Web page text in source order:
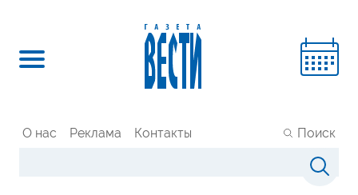
О нас Реклама Контакты Поиск